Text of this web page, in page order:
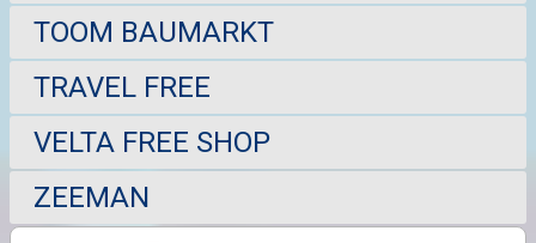
TOOM BAUMARKT
TRAVEL FREE
VELTA FREE SHOP
ZEEMAN